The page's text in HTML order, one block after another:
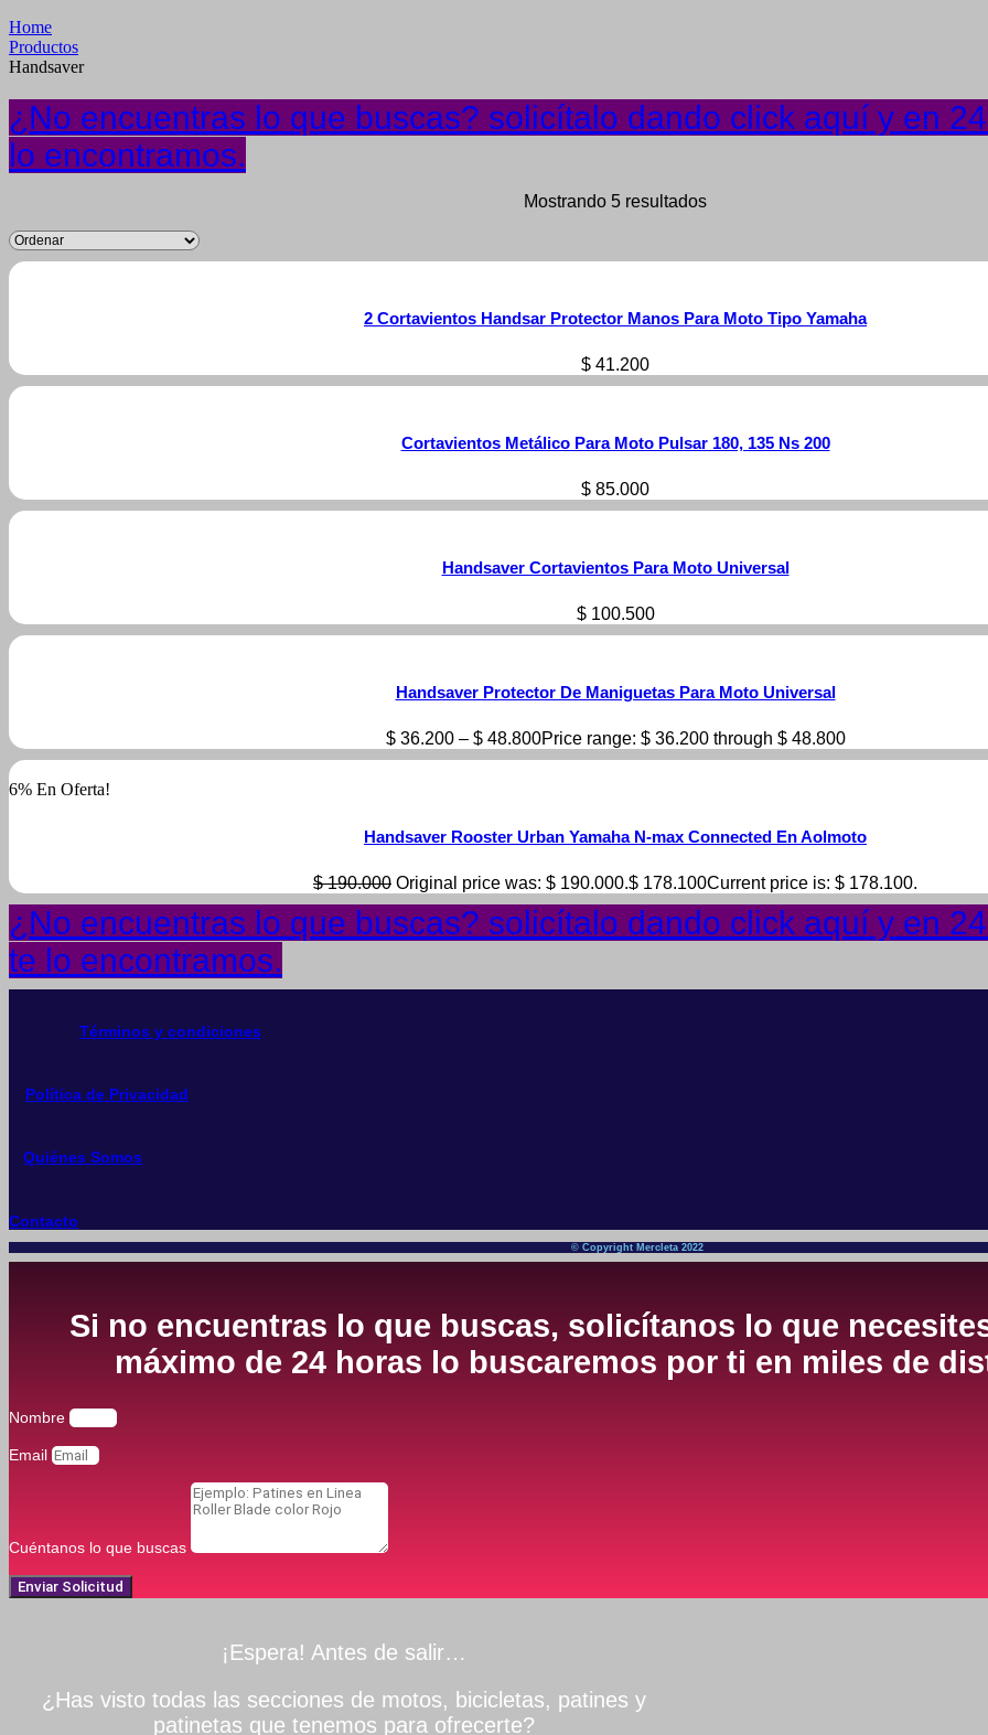
Home
Productos
Handsaver
¿No encuentras lo que buscas? solicítalo dando click aquí y en
lo encontramos.
Mostrando 5 resultados
2 Cortavientos Handsar Protector Manos Para Moto Tipo Yamaha
$ 41.200
Cortavientos Metálico Para Moto Pulsar 180, 135 Ns 200
$ 85.000
Handsaver Cortavientos Para Moto Universal
$100.500
Handsaver Protector De Maniguetas Para Moto Universal
$36.200 – $48.800Price range: $ 36.200 through $ 48.800
6% En Oferta!
Handsaver Rooster Urban Yamaha N-max Connected En Aolmoto
$190.000 Original price was: $ 190.000.$ 178.100Current price is: $ 178.100.
¿No encuentras lo que buscas? solicítalo dando click aquí y en
te lo encontramos.
Términos y condiciones
Política de Privacidad
Quiénes Somos
Contacto
© Copyright Mercleta 2022
Si no encuentras lo que buscas, solicítanos lo que
máximo de 24 horas lo buscaremos por ti en miles de
Nombre
Email
Cuéntanos lo que buscas
Enviar Solicitud
¡Espera! Antes de salir…
¿Has visto todas las secciones de motos, bicicletas, patines y
patinetas que tenemos para ofrecerte?